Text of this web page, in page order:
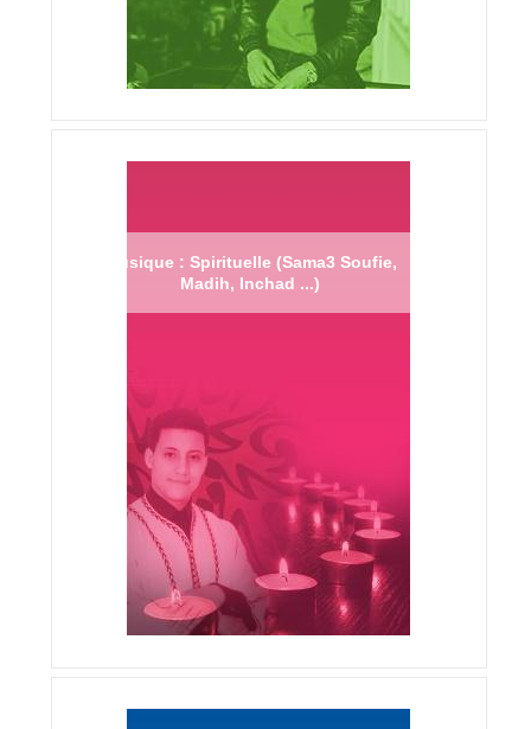
Musique : Spirituelle (Sama3 Soufie,
Madih, Inchad ...)